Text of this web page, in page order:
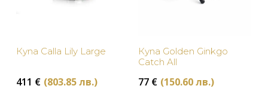
Купа Calla Lily Large
411 € (803.85 лв.)
Купа Golden Ginkgo
Catch All
77 € (150.60 лв.)